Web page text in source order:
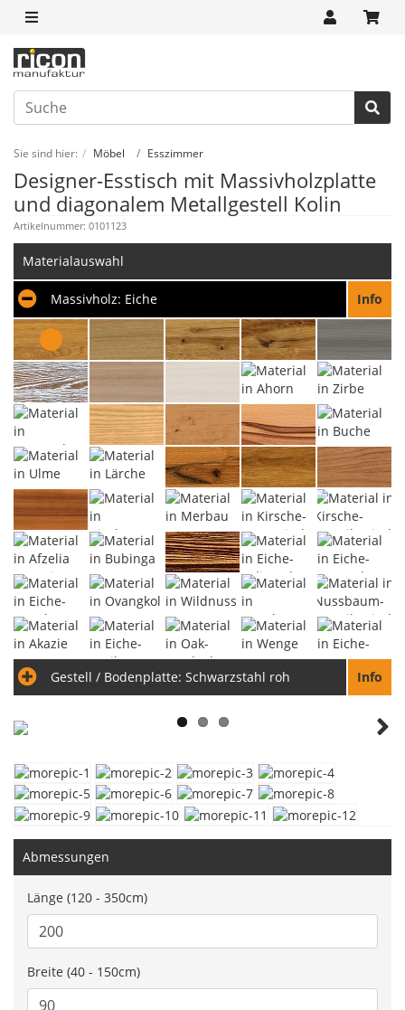
Sie sind hier: Möbel Esszimmer
Designer-Esstisch mit Massivholzplatte
und diagonalem Metallgestell Kolin
Artikelnummer: 0101123
Materialauswahl
Massivholz: Eiche Info
Gestell / Bodenplatte: Schwarzstahl roh Info
Abmessungen
Länge (120 - 350cm)
Breite (40 - 150cm)